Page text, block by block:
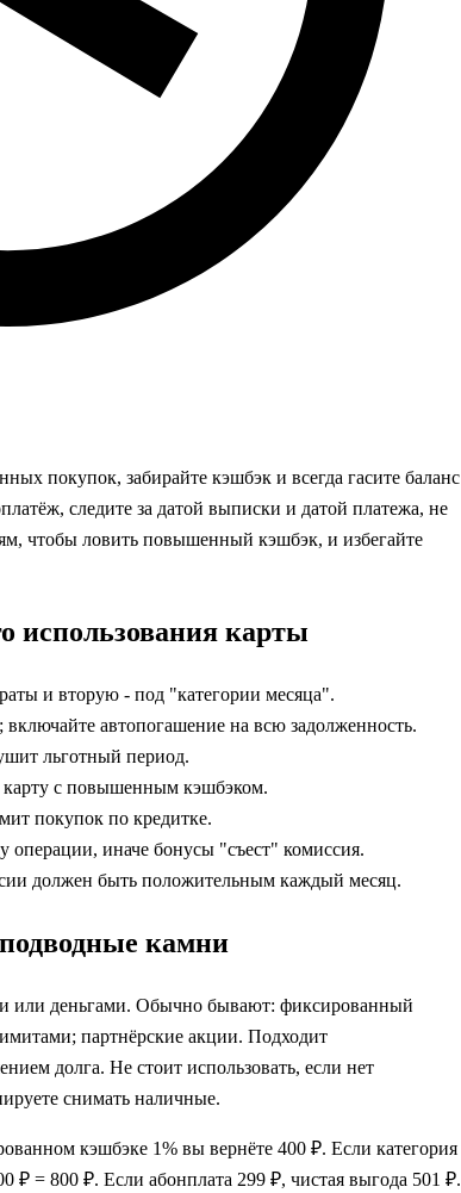
покупок, забирайте кэшбэк и всегда гасите баланс
следите за датой выписки и датой платежа, не
чтобы ловить повышенный кэшбэк, и избегайте
использования карты
и вторую - под "категории месяца".
автопогашение на всю задолженность.
льготный период.
с повышенным кэшбэком.
покупок по кредитке.
иначе бонусы "съест" комиссия.
должен быть положительным каждый месяц.
камни
или деньгами. Обычно бывают: фиксированный
партнёрские акции. Подходит
долга. Не стоит использовать, если нет
снимать наличные.
кэшбэке 1% вы вернёте 400 ₽. Если категория
₽ = 800 ₽. Если абонплата 299 ₽, чистая выгода 501 ₽.